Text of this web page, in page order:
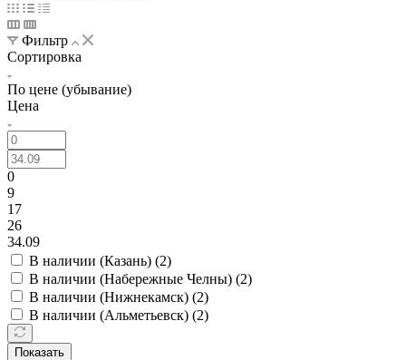
Фильтр
Сортировка
По цене (убывание)
Цена
0
9
17
26
34.09
В наличии (Казань) (2)
В наличии (Набережные Челны) (2)
В наличии (Нижнекамск) (2)
В наличии (Альметьевск) (2)
Показать